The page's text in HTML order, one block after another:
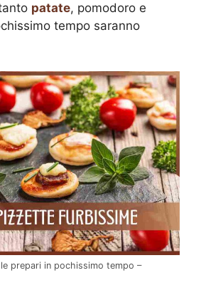
patate, pomodoro e
tempo saranno
prepari in pochissimo tempo –